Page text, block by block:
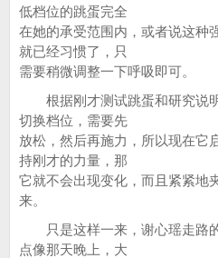
低档位的跳蛋完全
在她的承受范围内，或者说这种
就已经习惯了，只
需要稍微调整一下呼吸即可。
根据刚才测试跳蛋和研究说
切换档位，需要先
放松，然后再施力，所以现在它
持刚才的力量，那
它就不会出现变化，而且紧紧地
来。
只是这样一来，谢心瑶走路
点像那天晚上，大